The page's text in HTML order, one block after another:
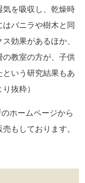
を吸収し、乾燥時
バニラや樹木と同
効果があるほか、
教室の方が、子供
いう研究結果もあ
抜粋）
ホームページから
もしております。